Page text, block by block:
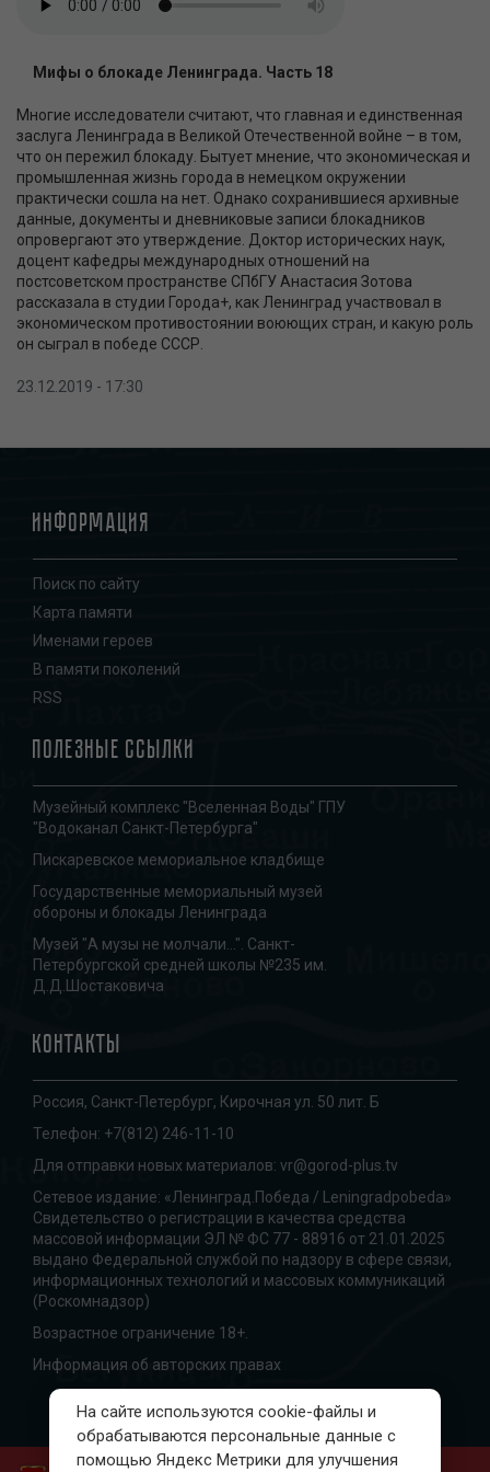
Мифы о блокаде Ленинграда. Часть 18
Многие исследователи считают, что главная и единственная
заслуга Ленинграда в Великой Отечественной войне – в том,
что он пережил блокаду. Бытует мнение, что экономическая и
промышленная жизнь города в немецком окружении
практически сошла на нет. Однако сохранившиеся архивные
данные, документы и дневниковые записи блокадников
опровергают это утверждение. Доктор исторических наук,
доцент кафедры международных отношений на
постсоветском пространстве СПбГУ Анастасия Зотова
рассказала в студии Города+, как Ленинград участвовал в
экономическом противостоянии воюющих стран, и какую роль
он сыграл в победе СССР.
23.12.2019 - 17:30
Информация
Поиск по сайту
Карта памяти
Именами героев
В памяти поколений
RSS
Полезные ссылки
Музейный комплекс "Вселенная Воды" ГПУ
"Водоканал Санкт-Петербурга"
Пискаревское мемориальное кладбище
Государственные мемориальный музей
обороны и блокады Ленинграда
Музей "А музы не молчали...". Санкт-
Петербургской средней школы №235 им.
Д.Д.Шостаковича
Контакты
Россия, Санкт-Петербург, Кирочная ул. 50 лит. Б
Телефон: +7(812) 246-11-10
Для отправки новых материалов: vr@gorod-plus.tv
Сетевое издание: «Ленинград.Победа / Leningradpobeda»
Свидетельство о регистрации в качества средства
массовой информации ЭЛ № ФС 77 - 88916 от 21.01.2025
выдано Федеральной службой по надзору в сфере связи,
информационных технологий и массовых коммуникаций
(Роскомнадзор)
Возрастное ограничение 18+.
Информация об авторских правах
На сайте используются cookie-файлы и
обрабатываются персональные данные с
помощью Яндекс Метрики для улучшения